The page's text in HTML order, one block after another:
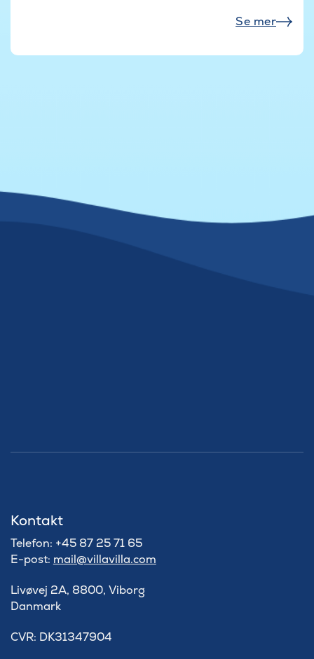
Se mer
Kontakt
Telefon: +45 87 25 71 65
E-post: mail@villavilla.com
Livøvej 2A, 8800, Viborg
Danmark
​CVR: DK31347904